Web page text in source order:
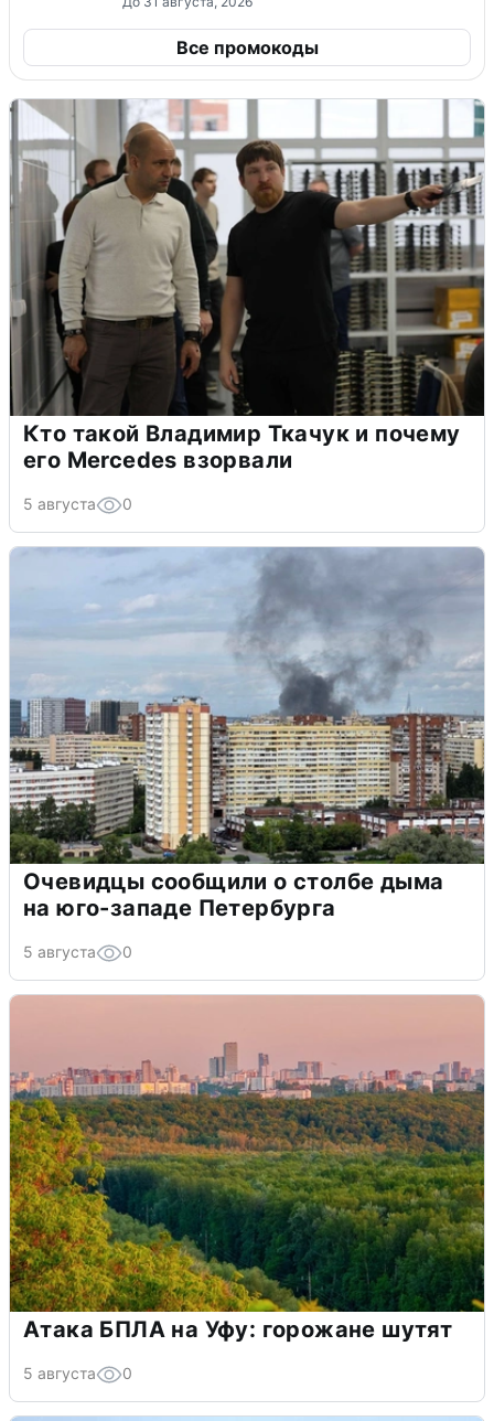
Все промокоды
Кто такой Владимир Ткачук и почему
его Mercedes взорвали
5 августа 0
Очевидцы сообщили о столбе дыма
на юго-западе Петербурга
5 августа 0
Атака БПЛА на Уфу: горожане шутят
5 августа 0